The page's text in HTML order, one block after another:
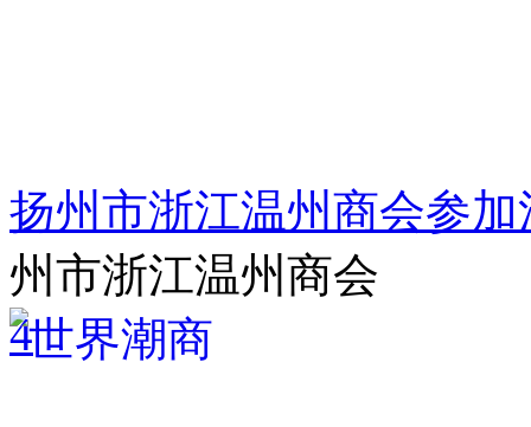
扬州市浙江温州商会参
州市浙江温州商会
4